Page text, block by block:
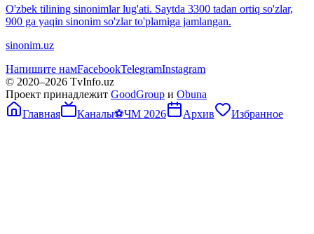
O'zbek tilining sinonimlar lug'ati. Saytda 3300 tadan ortiq so'zlar,
900 ga yaqin sinonim so'zlar to'plamiga jamlangan.
sinonim.uz
Напишите намFacebookTelegramInstagram
© 2020–2026 TvInfo.uz
Проект принадлежит GoodGroup и Obuna
Главная
Каналы⚽ЧМ 2026 Архив Избранное